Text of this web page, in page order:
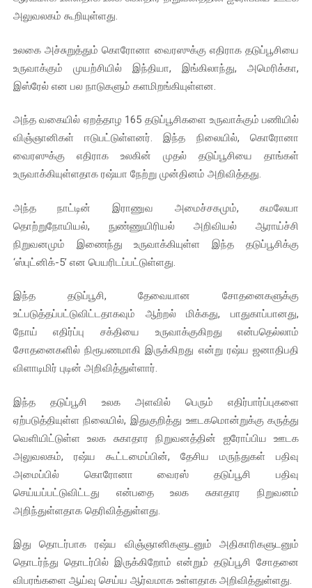
தியாகதீபம் லெப்.கேணல் திலீபன், கேணல் சங்கர் ஆகியோரின்
ஐ.நா முன்றலில் சீரற்ற காலநிலையிலும் தமிழின அழிப்பிற்கு
இளையராஜா – கமல் அவசர சந்திப்பு (படங்கள், விடியோ)
ஜனாதிபதி ஐக்கிய நாடுகளின் பொதுச் சபை கூட்டத்தில் இன்று
வலிமை தான் அஜித் திரைப்பயணத்திலே அதிக காலெக்ஷன் செய்த
அல்வா கொடுக்கின்றது இலங்கை!
அலுவலகம் கூறியுள்ளது.
உலகை அச்சுறுத்தும் கொரோனா வைரஸுக்கு எதிராக தடுப்பூசியை
உருவாக்கும் முயற்சியில் இந்தியா, இங்கிலாந்து, அமெரிக்கா,
இஸ்ரேல் என பல நாடுகளும் களமிறங்கியுள்ளன.
அந்த வகையில் ஏறத்தாழ 165 தடுப்பூசிகளை உருவாக்கும் பணியில்
விஞ்ஞானிகள் ஈடுபட்டுள்ளனர். இந்த நிலையில், கொரோனா
வைரஸுக்கு எதிராக உலகின் முதல் தடுப்பூசியை தாங்கள்
உருவாக்கியுள்ளதாக ரஷ்யா நேற்று முன்தினம் அறிவித்தது.
அந்த நாட்டின் இராணுவ அமைச்சகமும், கமலேயா
தொற்றுநோயியல், நுண்ணுயிரியல் அறிவியல் ஆராய்ச்சி
நிறுவனமும் இணைந்து உருவாக்கியுள்ள இந்த தடுப்பூசிக்கு
‘ஸ்புட்னிக்-5’ என பெயரிடப்பட்டுள்ளது.
இந்த தடுப்பூசி, தேவையான சோதனைகளுக்கு
உட்படுத்தப்பட்டுவிட்டதாகவும் ஆற்றல் மிக்கது, பாதுகாப்பானது,
நோய் எதிர்ப்பு சக்தியை உருவாக்குகிறது என்பதெல்லாம்
சோதனைகளில் நிரூபணமாகி இருக்கிறது என்று ரஷ்ய ஜனாதிபதி
விளாடிமிர் புடின் அறிவித்துள்ளார்.
இந்த தடுப்பூசி உலக அளவில் பெரும் எதிர்பார்ப்புகளை
ஏற்படுத்தியுள்ள நிலையில், இதுகுறித்து ஊடகமொன்றுக்கு கருத்து
வெளியிட்டுள்ள உலக சுகாதார நிறுவனத்தின் ஐரோப்பிய ஊடக
அலுவலகம், ரஷ்ய கூட்டமைப்பின், தேசிய மருந்துகள் பதிவு
அமைப்பில் கொரோனா வைரஸ் தடுப்பூசி பதிவு
செய்யப்பட்டுவிட்டது என்பதை உலக சுகாதார நிறுவனம்
அறிந்துள்ளதாக தெரிவித்துள்ளது.
இது தொடர்பாக ரஷ்ய விஞ்ஞானிகளுடனும் அதிகாரிகளுடனும்
தொடர்ந்து தொடர்பில் இருக்கிறோம் என்றும் தடுப்பூசி சோதனை
விபரங்களை ஆய்வு செய்ய ஆர்வமாக உள்ளதாக அறிவித்துள்ளது.